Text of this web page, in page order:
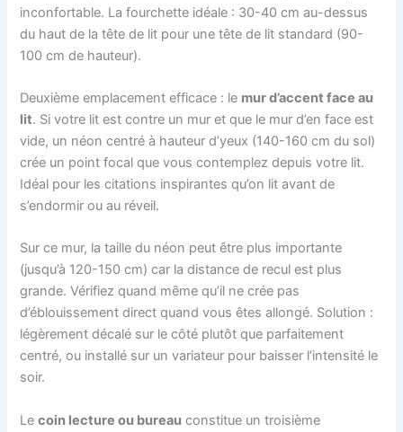
inconfortable. La fourchette idéale : 30-40 cm au-dessus
du haut de la tête de lit pour une tête de lit standard (90-
100 cm de hauteur).
Deuxième emplacement efficace : le mur d’accent face au
lit. Si votre lit est contre un mur et que le mur d’en face est
vide, un néon centré à hauteur d’yeux (140-160 cm du sol)
crée un point focal que vous contemplez depuis votre lit.
Idéal pour les citations inspirantes qu’on lit avant de
s’endormir ou au réveil.
Sur ce mur, la taille du néon peut être plus importante
(jusqu’à 120-150 cm) car la distance de recul est plus
grande. Vérifiez quand même qu’il ne crée pas
d’éblouissement direct quand vous êtes allongé. Solution :
légèrement décalé sur le côté plutôt que parfaitement
centré, ou installé sur un variateur pour baisser l’intensité le
soir.
Lecoin lecture ou bureau constitue un troisième